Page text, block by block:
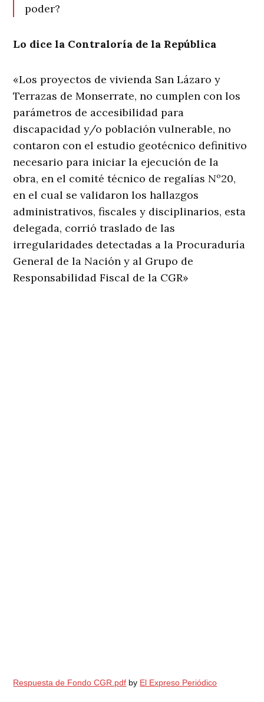
poder?
Lo dice la Contraloría de la República
«Los proyectos de vivienda San Lázaro y
Terrazas de Monserrate, no cumplen con los
parámetros de accesibilidad para
discapacidad y/o población vulnerable, no
contaron con el estudio geotécnico definitivo
necesario para iniciar la ejecución de la
obra, en el comité técnico de regalías Nº20,
en el cual se validaron los hallazgos
administrativos, fiscales y disciplinarios, esta
delegada, corrió traslado de las
irregularidades detectadas a la Procuraduría
General de la Nación y al Grupo de
Responsabilidad Fiscal de la CGR»
Respuesta de Fondo CGR.pdf by El Expreso Periódico